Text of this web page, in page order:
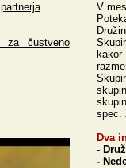
čustveno
V
spec.
Dva
-
-